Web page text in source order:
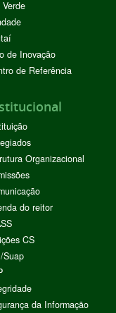
de Inovação
de Referência
Organizacional
do reitor
CS
Suap
da Informação